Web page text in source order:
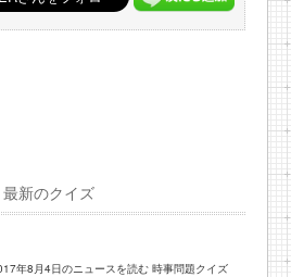
最新のクイズ
年8月4日のニュースを読む 時事問題クイズ